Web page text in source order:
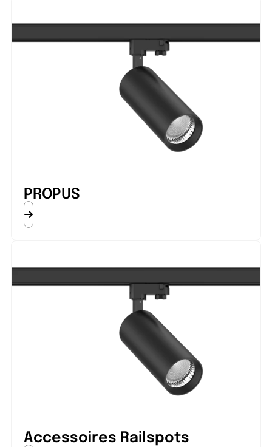
PROPUS
Accessoires Railspots